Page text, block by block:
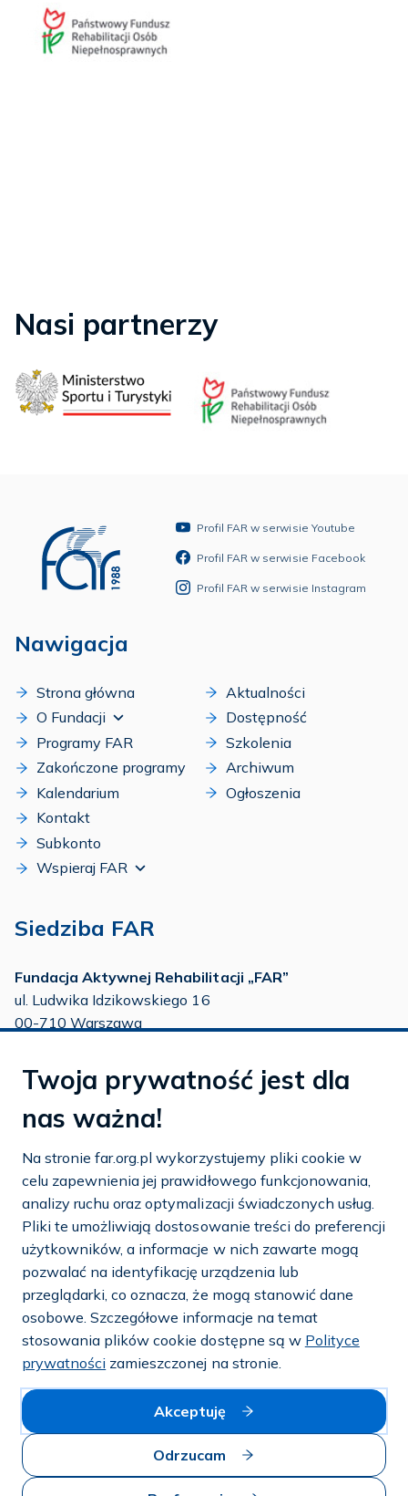
Nasi partnerzy
Profil FAR w serwisie Youtube
Profil FAR w serwisie Facebook
Profil FAR w serwisie Instagram
Nawigacja
Strona główna
O Fundacji
Programy FAR
Zakończone programy
Kalendarium
Kontakt
Subkonto
Wspieraj FAR
Aktualności
Dostępność
Szkolenia
Archiwum
Ogłoszenia
Siedziba FAR
Fundacja Aktywnej Rehabilitacji „FAR”
ul. Ludwika Idzikowskiego 16
00-710 Warszawa
tel.:22 651 88 03
22 858 26 39
tel.:22 642 22 91
e-mail:info@far.org.pl
© 2026 — FAR.org.pl
Polityka prywatności i cookies
Mapa strony
Dostosuj cookies
Twoja prywatność jest dla
nas ważna!
Na stronie far.org.pl wykorzystujemy pliki cookie w
celu zapewnienia jej prawidłowego funkcjonowania,
analizy ruchu oraz optymalizacji świadczonych usług.
Pliki te umożliwiają dostosowanie treści do preferencji
użytkowników, a informacje w nich zawarte mogą
pozwalać na identyfikację urządzenia lub
przeglądarki, co oznacza, że mogą stanowić dane
osobowe. Szczegółowe informacje na temat
stosowania plików cookie dostępne są w Polityce
prywatności zamieszczonej na stronie.
Akceptuję
Odrzucam